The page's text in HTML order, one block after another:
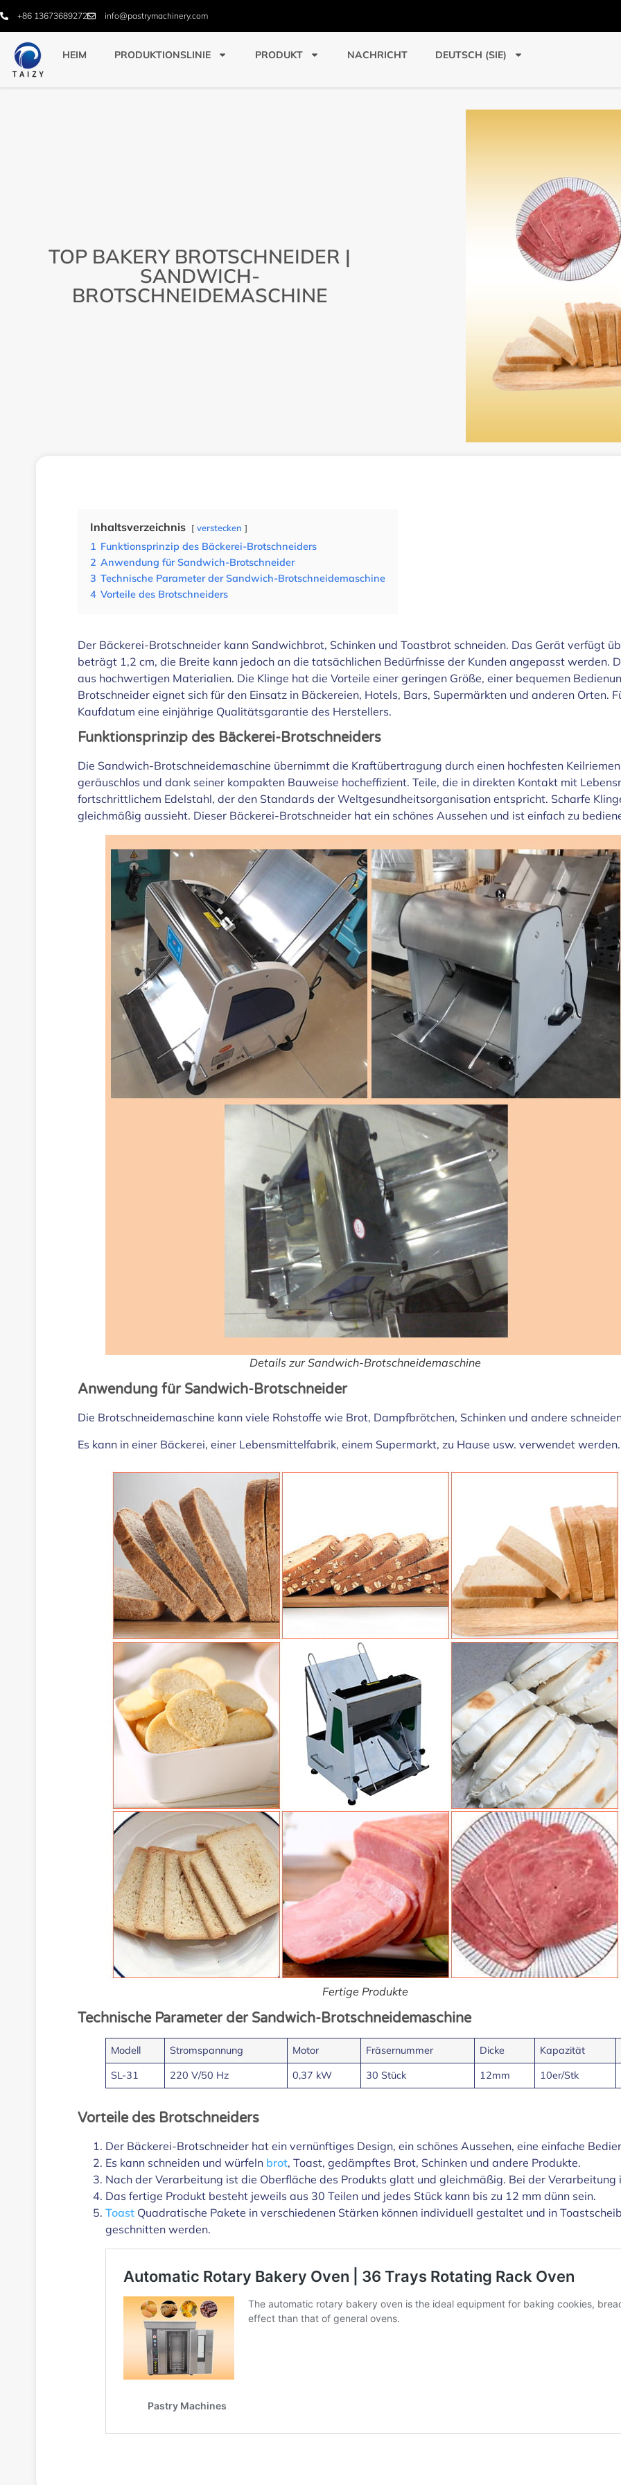
+86 13673689272 info@pastrymachinery.com
HEIM PRODUKTIONSLINIE PRODUKT NACHRICHT DEUTSCH (SIE)
TOP BAKERY BROTSCHNEIDER |
SANDWICH-
BROTSCHNEIDEMASCHINE
Inhaltsverzeichnis verstecken
1 Funktionsprinzip des Bäckerei-Brotschneiders
2 Anwendung für Sandwich-Brotschneider
3 Technische Parameter der Sandwich-Brotschneidemaschine
4 Vorteile des Brotschneiders
Der Bäckerei-Brotschneider kann Sandwichbrot, Schinken und Toastbrot schneiden. Das Gerät verfügt
beträgt 1,2 cm, die Breite kann jedoch an die tatsächlichen Bedürfnisse der Kunden angepasst werden.
aus hochwertigen Materialien. Die Klinge hat die Vorteile einer geringen Größe, einer bequemen
Brotschneider eignet sich für den Einsatz in Bäckereien, Hotels, Bars, Supermärkten und anderen Orten.
Kaufdatum eine einjährige Qualitätsgarantie des Herstellers.
Funktionsprinzip des Bäckerei-Brotschneiders
Die Sandwich-Brotschneidemaschine übernimmt die Kraftübertragung durch einen hochfesten
geräuschlos und dank seiner kompakten Bauweise hocheffizient. Teile, die in direkten Kontakt mit
fortschrittlichem Edelstahl, der den Standards der Weltgesundheitsorganisation entspricht. Scharfe
gleichmäßig aussieht. Dieser Bäckerei-Brotschneider hat ein schönes Aussehen und ist einfach zu
Details zur Sandwich-Brotschneidemaschine
Anwendung für Sandwich-Brotschneider
Die Brotschneidemaschine kann viele Rohstoffe wie Brot, Dampfbrötchen, Schinken und andere
Es kann in einer Bäckerei, einer Lebensmittelfabrik, einem Supermarkt, zu Hause usw. verwendet werden.
Fertige Produkte
Technische Parameter der Sandwich-Brotschneidemaschine
Modell Stromspannung Motor Fräsernummer Dicke
Kapazität
SL-31
220 V/50 Hz 0,37 kW 30 Stück 12mm 10er/Stk
Vorteile des Brotschneiders
Der Bäckerei-Brotschneider hat ein vernünftiges Design, ein schönes Aussehen, eine einfache
Es kann schneiden und würfeln brot, Toast, gedämpftes Brot, Schinken und andere Produkte.
Nach der Verarbeitung ist die Oberfläche des Produkts glatt und gleichmäßig. Bei der
Das fertige Produkt besteht jeweils aus 30 Teilen und jedes Stück kann bis zu 12 mm dünn sein.
Toast Quadratische Pakete in verschiedenen Stärken können individuell gestaltet und in
geschnitten werden.